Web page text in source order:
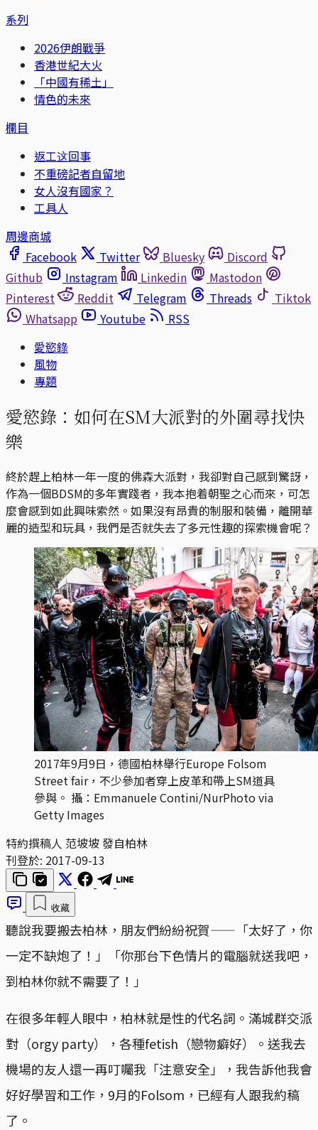
系列
2026伊朗戰爭
香港世紀大火
「中國有稀土」
情色的未來
欄目
返工这回事
不重磅記者自留地
女人沒有國家？
工具人
周邊商城
Facebook
Twitter Bluesky
Discord
Github
Instagram Linkedin
Mastodon
Pinterest
Reddit Telegram Threads
Tiktok
Whatsapp
Youtube
RSS
愛慾錄
風物
專題
愛慾錄：如何在SM大派對的外圍尋找快
樂
終於趕上柏林一年一度的佛森大派對，我卻對自己感到驚訝，
作為一個BDSM的多年實踐者，我本抱着朝聖之心而來，可怎
麼會感到如此興味索然。如果沒有昂貴的制服和裝備，離開華
麗的造型和玩具，我們是否就失去了多元性趣的探索機會呢？
2017年9月9日，德國柏林舉行Europe Folsom
Street fair，不少參加者穿上皮革和帶上SM道具
參與。 攝：Emmanuele Contini/NurPhoto via
Getty Images
特約撰稿人 范坡坡 發自柏林
刊登於: 2017-09-13
收藏
聽說我要搬去柏林，朋友們紛紛祝賀——「太好了，你
一定不缺炮了！」「你那台下色情片的電腦就送我吧，
到柏林你就不需要了！」
在很多年輕人眼中，柏林就是性的代名詞。滿城群交派
對（orgy party），各種fetish（戀物癖好）。送我去
機場的友人還一再叮囑我「注意安全」，我告訴他我會
好好學習和工作，9月的Folsom，已經有人跟我約稿
了。